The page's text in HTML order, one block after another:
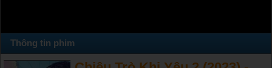
Thông tin phim